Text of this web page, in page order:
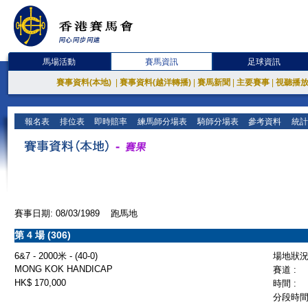
馬場活動 賽馬資訊 足球資訊
賽事資料(本地) 賽事資料(越洋轉播) 賽馬新聞 主要賽事 視聽播
報名表 排位表 即時賠率 練馬師分場表 騎師分場表 參考資料 統
賽事日期: 08/03/1989 跑馬地
第 4 場 (306)
6&7 - 2000米 - (40-0)
場地狀
MONG KOK HANDICAP
賽道 :
HK$ 170,000
時間 :
分段時